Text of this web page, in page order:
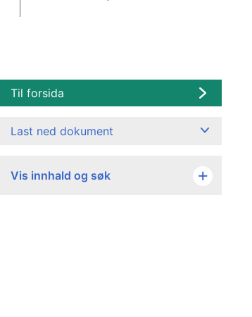
Til forsida
Last ned dokument
Vis innhald og søk